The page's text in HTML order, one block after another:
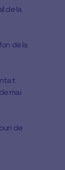
de la
de la
mai
de